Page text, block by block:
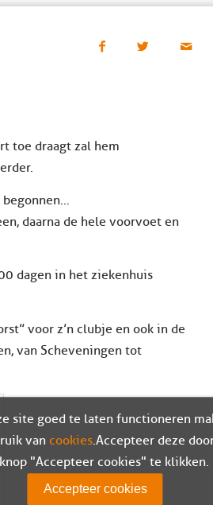
toe draagt zal hem
begonnen…
daarna de hele voorvoet en
dagen in het ziekenhuis
voor z’n clubje en ook in de
van Scheveningen tot
site goed te laten functioneren
van cookies. Accepteer deze
"Accepteer cookies" te klikken.
Accepteer cookies